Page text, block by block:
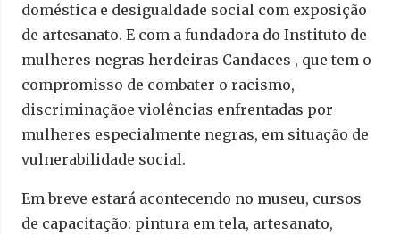
doméstica e desigualdade social com exposição
de artesanato. E com a fundadora do Instituto de
mulheres negras herdeiras Candaces , que tem o
compromisso de combater o racismo,
discriminaçãoe violências enfrentadas por
mulheres especialmente negras, em situação de
vulnerabilidade social.
Em breve estará acontecendo no museu, cursos
de capacitação: pintura em tela, artesanato,